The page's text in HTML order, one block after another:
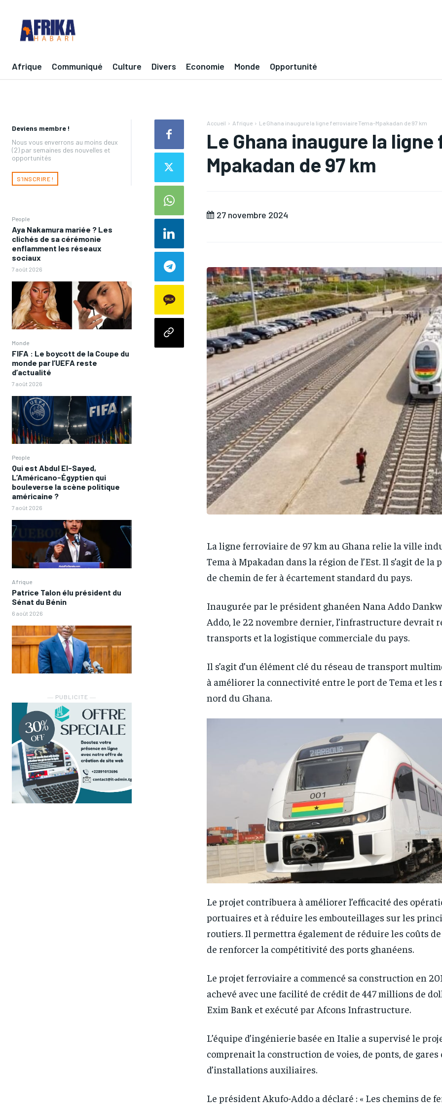
FOREVER
FOREVER
Afrique Communiqué Culture Divers Economie Monde Opportunité
Deviens membre !
Nous vous enverrons au moins deux
(2) par semaines des nouvelles et
opportunités
S'INSCRIRE !
People
Aya Nakamura mariée ? Les
clichés de sa cérémonie
enflamment les réseaux
sociaux
7 août 2026
Monde
FIFA : Le boycott de la Coupe du
monde par l’UEFA reste
d’actualité
7 août 2026
People
Qui est Abdul El-Sayed,
L’Américano-Égyptien qui
bouleverse la scène politique
américaine ?
7 août 2026
Afrique
Patrice Talon élu président du
Sénat du Bénin
6 août 2026
― PUBLICITE ―
Accueil Afrique Le Ghana inaugure la ligne ferroviaire Tema-Mpakadan de 97 km
Le Ghana inaugure la
Mpakadan de 97 km
27 novembre 2024
La ligne ferroviaire de 97 km au Ghana relie la ville
Tema à Mpakadan dans la région de l’Est. Il s’agit de la
de chemin de fer à écartement standard du pays.
Inaugurée par le président ghanéen Nana Addo
Addo, le 22 novembre dernier, l’infrastructure devrait
transports et la logistique commerciale du pays.
Il s’agit d’un élément clé du réseau de transport
à améliorer la connectivité entre le port de Tema et les
nord du Ghana.
Le projet contribuera à améliorer l’efficacité des
portuaires et à réduire les embouteillages sur les
routiers. Il permettra également de réduire les coûts
de renforcer la compétitivité des ports ghanéens.
Le projet ferroviaire a commencé sa construction en
achevé avec une facilité de crédit de 447 millions de
Exim Bank et exécuté par Afcons Infrastructure.
L’équipe d’ingénierie basée en Italie a supervisé le
comprenait la construction de voies, de ponts, de gares
d’installations auxiliaires.
Le président Akufo-Addo a déclaré : « Les chemins de